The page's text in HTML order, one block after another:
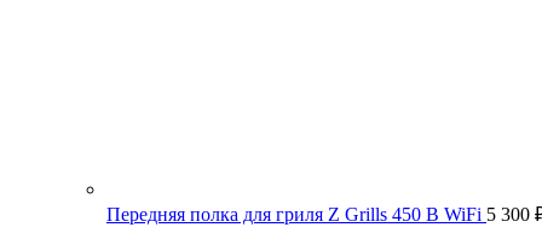
Передняя полка для гриля Z Grills 450 B WiFi 5 300